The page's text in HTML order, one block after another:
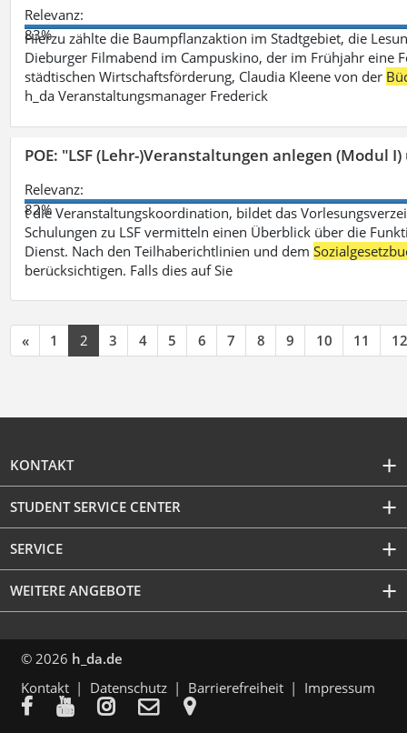
Relevanz:
83%
Hierzu zählte die Baumpflanzaktion im Stadtgebiet, die
Dieburger Filmabend im Campuskino, der im Frühjahr eine
städtischen Wirtschaftsförderung, Claudia Kleene von der
h_da Veranstaltungsmanager Frederick
POE: "LSF (Lehr-)Veranstaltungen anlegen (Modul
Relevanz:
82%
t die Veranstaltungskoordination, bildet das
Schulungen zu LSF vermitteln einen Überblick über die
Dienst. Nach den Teilhaberichtlinien und dem
berücksichtigen. Falls dies auf Sie
« 1 2 3 4 5 6 7 8 9 10 11 12
KONTAKT
STUDENT SERVICE CENTER
SERVICE
WEITERE ANGEBOTE
© 2026 h_da.de
Kontakt
Datenschutz Barrierefreiheit Impressum
    